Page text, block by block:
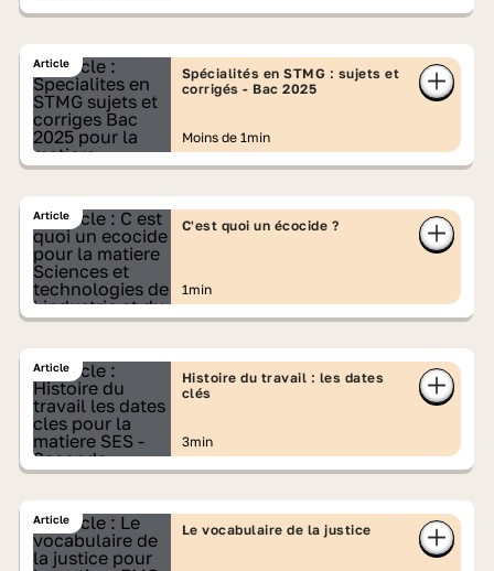
Article
Spécialités en STMG : sujets et
corrigés - Bac 2025
Moins de 1min
Article
C'est quoi un écocide ?
1min
Article
Histoire du travail : les dates
clés
3min
Article
Le vocabulaire de la justice